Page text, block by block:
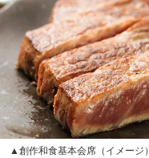
▲創作和食基本会席（イメージ）